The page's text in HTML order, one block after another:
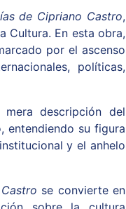
de Cipriano Castro,
Cultura. En esta obra,
por el ascenso
políticas,
descripción del
entendiendo su figura
y el anhelo
se convierte en